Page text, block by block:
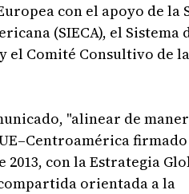
con el apoyo de la
(SIECA), el Sistema
el Comité Consultivo de la
"alinear de
firmado
con la Estrategia
orientada a la